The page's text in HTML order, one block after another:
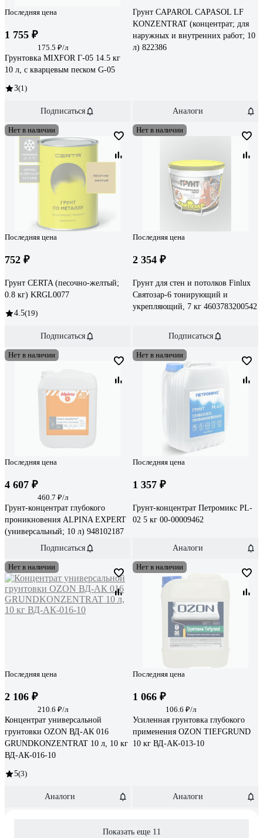
Последняя цена
1 755 ₽
175.5 ₽/л
Грунтовка MIXFOR Г-05 14.5 кг
10 л, с кварцевым песком G-05
3(1)
Подписаться
Грунт CAPAROL CAPASOL LF
KONZENTRAT (концентрат; для
наружных и внутренних работ; 10
л) 822386
Аналоги
Нет в наличии
Последняя цена
752 ₽
Грунт CERTA (песочно-желтый;
0.8 кг) KRGL0077
4.5(19)
Подписаться
Нет в наличии
Последняя цена
2 354 ₽
Грунт для стен и потолков Finlux
Святозар-6 тонирующий и
укрепляющий, 7 кг 4603783200542
Подписаться
Нет в наличии
Последняя цена
4 607 ₽
460.7 ₽/л
Грунт-концентрат глубокого
проникновения ALPINA EXPERT
(универсальный; 10 л) 948102187
Подписаться
Нет в наличии
Последняя цена
1 357 ₽
Грунт-концентрат Петромикс PL-
02 5 кг 00-00009462
Аналоги
Нет в наличии
Последняя цена
2 106 ₽
210.6 ₽/л
Концентрат универсальной
грунтовки OZON ВД-АК 016
GRUNDKONZENTRAT 10 л, 10 кг
ВД-АК-016-10
5(3)
Аналоги
Нет в наличии
Последняя цена
1 066 ₽
106.6 ₽/л
Усиленная грунтовка глубокого
применения OZON TIEFGRUND
10 кг ВД-АК-013-10
Аналоги
Показать еще 11